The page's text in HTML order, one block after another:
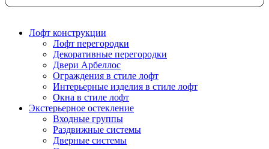
Лофт конструкции
Лофт перегородки
Декоративные перегородки
Двери Арбеллос
Ограждения в стиле лофт
Интерьерные изделия в стиле лофт
Окна в стиле лофт
Экстерьерное остекление
Входные группы
Раздвижные системы
Дверные системы